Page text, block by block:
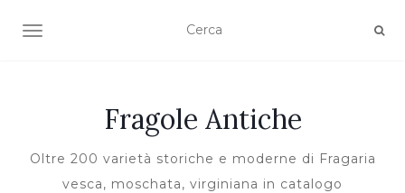
TOGGLE NAVIGATION
Fragole Antiche
Oltre 200 varietà storiche e moderne di Fragaria
vesca, moschata, virginiana in catalogo